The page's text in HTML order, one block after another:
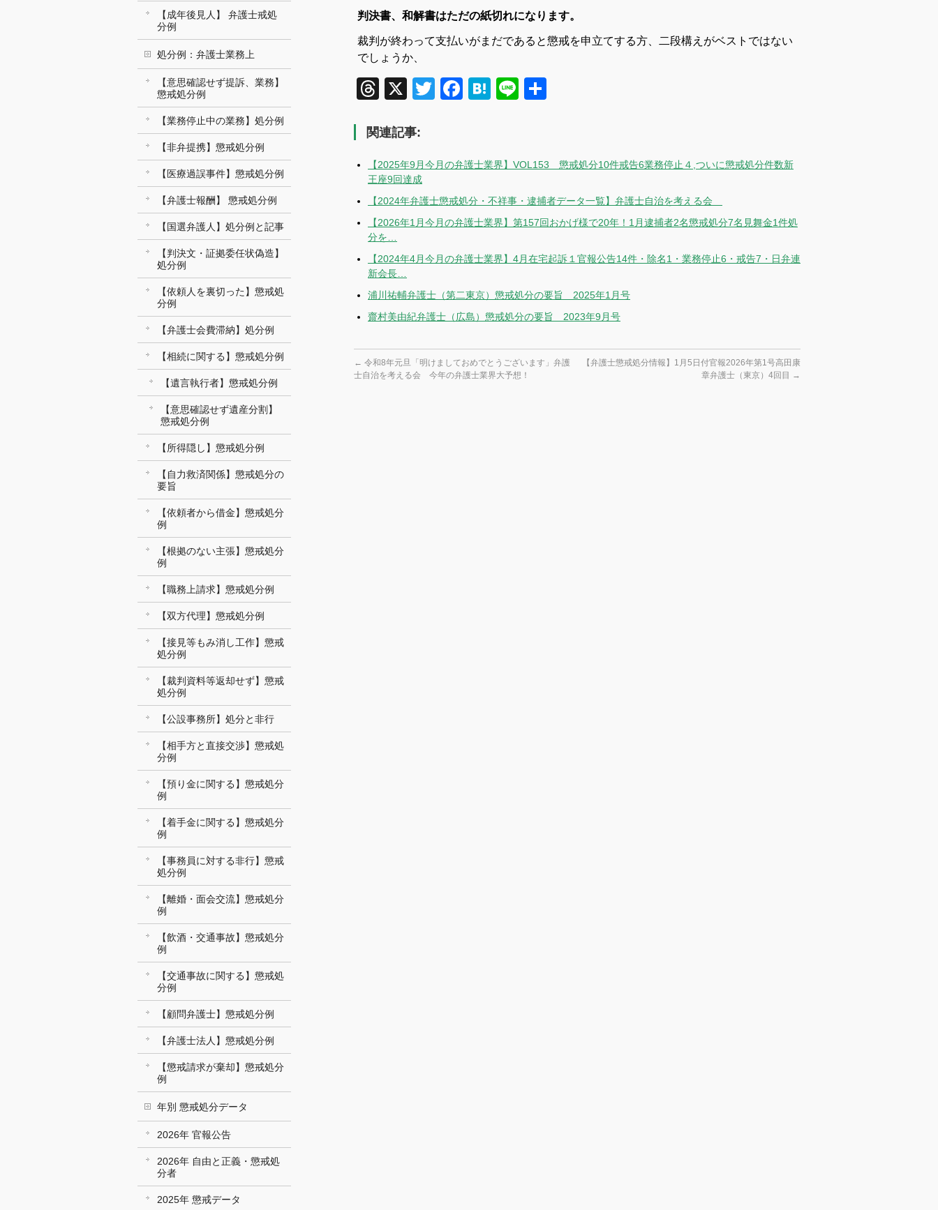
判決書、和解書はただの紙切れになります。
裁判が終わって支払いがまだであると懲戒を申立てする方、二段構えがベストではない
でしょうか、
Threads
X TwitterFacebook
Hatena
Line
関連記事:
【2025年9月今月の弁護士業界】VOL153 懲戒処分10件戒告6業務停止４,ついに懲戒処分件数新
王座9回達成
【2024年弁護士懲戒処分・不祥事・逮捕者データ一覧】弁護士自治を考える会
【2026年1月今月の弁護士業界】第157回おかげ様で20年！1月逮捕者2名懲戒処分7名見舞金1件処
分を…
【2024年4月今月の弁護士業界】4月在宅起訴１官報公告14件・除名1・業務停止6・戒告7・日弁連
新会長…
浦川祐輔弁護士（第二東京）懲戒処分の要旨 2025年1月号
齋村美由紀弁護士（広島）懲戒処分の要旨 2023年9月号
← 令和8年元旦「明けましておめでとうございます」弁護
士自治を考える会 今年の弁護士業界大予想！
【弁護士懲戒処分情報】1月5日付官報2026年第1号高田康
章弁護士（東京）4回目 →
【成年後見人】 弁護士戒処
分例
処分例：弁護士業務上
【意思確認せず提訴、業務】
懲戒処分例
【業務停止中の業務】処分例
【非弁提携】懲戒処分例
【医療過誤事件】懲戒処分例
【弁護士報酬】 懲戒処分例
【国選弁護人】処分例と記事
【判決文・証拠委任状偽造】
処分例
【依頼人を裏切った】懲戒処
分例
【弁護士会費滞納】処分例
【相続に関する】懲戒処分例
【遺言執行者】懲戒処分例
【意思確認せず遺産分割】
懲戒処分例
【所得隠し】懲戒処分例
【自力救済関係】懲戒処分の
要旨
【依頼者から借金】懲戒処分
例
【根拠のない主張】懲戒処分
例
【職務上請求】懲戒処分例
【双方代理】懲戒処分例
【接見等もみ消し工作】懲戒
処分例
【裁判資料等返却せず】懲戒
処分例
【公設事務所】処分と非行
【相手方と直接交渉】懲戒処
分例
【預り金に関する】懲戒処分
例
【着手金に関する】懲戒処分
例
【事務員に対する非行】懲戒
処分例
【離婚・面会交流】懲戒処分
例
【飲酒・交通事故】懲戒処分
例
【交通事故に関する】懲戒処
分例
【顧問弁護士】懲戒処分例
【弁護士法人】懲戒処分例
【懲戒請求が棄却】懲戒処分
例
年別 懲戒処分データ
2026年 官報公告
2026年 自由と正義・懲戒処
分者
2025年 懲戒データ